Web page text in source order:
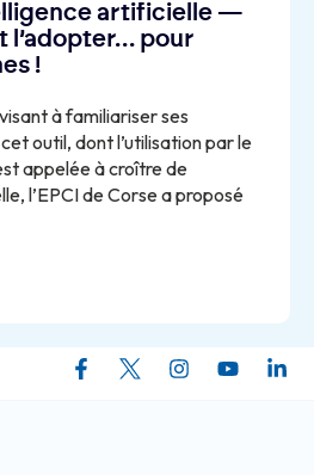
artificielle —
l’adopter… pour
!
à familiariser ses
outil, dont l’utilisation par le
appelée à croître de
l’EPCI de Corse a proposé